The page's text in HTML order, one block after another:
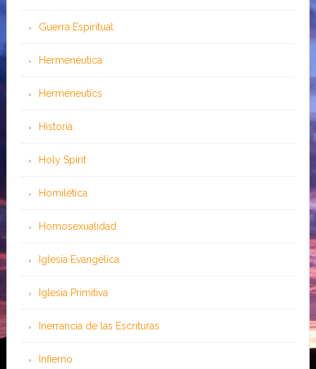
Guerra Espiritual
Hermenéutica
Hermeneutics
Historia
Holy Spirit
Homilética
Homosexualidad
Iglesia Evangélica
Iglesia Primitiva
Inerrancia de las Escrituras
Infierno